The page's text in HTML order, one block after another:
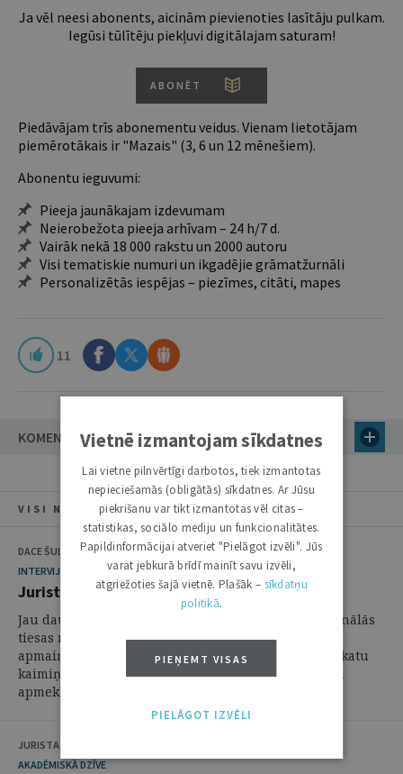
Ja vēl neesi abonents, aicinām pievienoties lasītāju pulkam.
Iegūsi tūlītēju piekļuvi digitālajam saturam!
ABONĒT
Piedāvājam trīs abonementu veidus. Vienam lietotājam
piemērotākais ir "Mazais" (3, 6 un 12 mēnešiem).
Abonentu ieguvumi:
Pieeja jaunākajam izdevumam
Neierobežota pieeja arhīvam – 24 h/7 d.
Vairāk nekā 18 000 rakstu un 2000 autoru
Visi tematiskie numuri un ikgadējie grāmatžurnāli
Personalizētās iespējas – piezīmes, citāti, mapes
11
KOMENTĀRI
VISI NUMURA RAKSTI
DACE ŠULMANE
INTERVIJA
Jurista pirmais uzdevums ir nebūt neitrālam
Jau daudzus gadus Latvijas un Lietuvas konstitucionālās
tiesas rīko regulāras savstarpējas konferences un
apmaiņas vizītes, lai dalītos ar pieredzi un gūtu ieskatu
kaimiņvalsts jaunākajā tiesu praksē. Šovasar Latviju
apmeklēja Lietuvas ...
JURISTA VĀRDS
AKADĒMISKĀ DZĪVE
Vietnē izmantojam sīkdatnes
Lai vietne pilnvērtīgi darbotos, tiek izmantotas
nepieciešamās (obligātās) sīkdatnes. Ar Jūsu
piekrišanu var tikt izmantotas vēl citas –
statistikas, sociālo mediju un funkcionalitātes.
Papildinformācijai atveriet "Pielāgot izvēli". Jūs
varat jebkurā brīdī mainīt savu izvēli,
atgriežoties šajā vietnē. Plašāk – sīkdatņu
politikā.
PIEŅEMT VISAS
PIELĀGOT IZVĒLI